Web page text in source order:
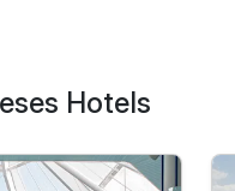
Hotels